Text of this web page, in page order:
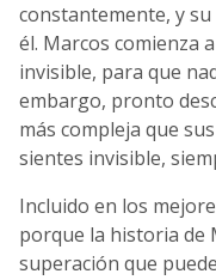
constantemente, y
él. Marcos comienza
invisible, para que
embargo, pronto
más compleja que
sientes invisible,
Incluido en los
porque la historia de
superación que